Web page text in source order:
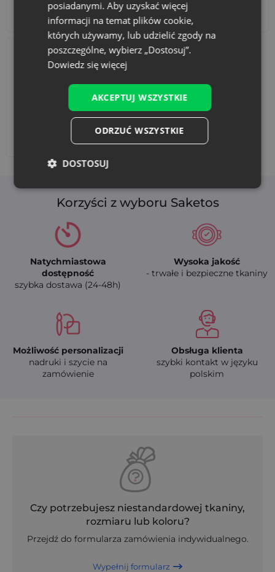
Akcesoria i dekoracje
Dodaj nadruk
Korzyści z wyboru Saketos
Natychmiastowa
dostępność
szybka dostawa (24-48h)
Wysoka jakość
- trwałe i bezpieczne tkaniny
Możliwość personalizacji
nadruki i szycie na
zamówienie
Obsługa klienta
szybki kontakt w języku
polskim
Czy potrzebujesz niestandardowej tkaniny,
rozmiaru lub koloru?
Przejdź do formularza zamówienia indywidualnego.
Wypełnij formularz
posiadanymi. Aby uzyskać więcej
informacji na temat plików cookie,
których używamy, lub udzielić zgody na
poszczególne, wybierz „Dostosuj”.
Dowiedz się więcej
AKCEPTUJ WSZYSTKIE
ODRZUĆ WSZYSTKIE
DOSTOSUJ